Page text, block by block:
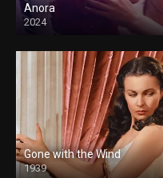
Anora
2024
Gone with the Wind
1939